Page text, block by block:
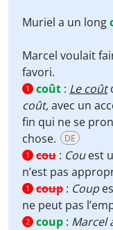
Muriel a un long
Marcel voulait
favori.
1 coût : Le coût
coût,avec un
fin qui ne se
chose.
DE
1 cou : Couest
n’est pas
1 coup : Coup
ne peut pas
2 coup : Marcel